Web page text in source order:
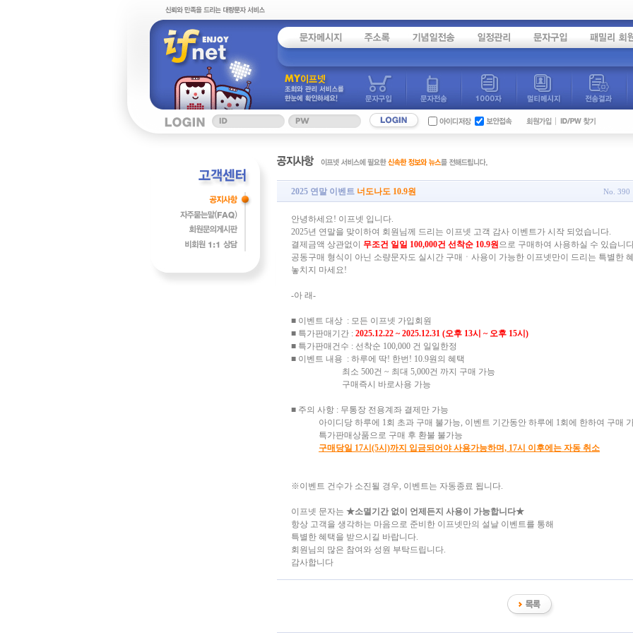
2025 연말 이벤트 너도나도 10.9원 No. 390
안녕하세요! 이프넷 입니다.
2025년 연말을 맞이하여 회원님께 드리는 이프넷 고객 감사 이벤트가 시작 되었습니다.
결제금액 상관없이 무조건 일일 100,000건 선착순 10.9원으로 구매하여 사용하실 수 있습니
공동구매 형식이 아닌 소량문자도 실시간 구매ㆍ사용이 가능한 이프넷만이 드리는 특별한
놓치지 마세요!
-아 래-
■ 이벤트 대상 : 모든 이프넷 가입회원
■ 특가판매기간 : 2025.12.22 ~ 2025.12.31 (오후 13시 ~ 오후 15시)
■ 특가판매건수 : 선착순 100,000 건 일일한정
■ 이벤트 내용 : 하루에 딱! 한번! 10.9원의 혜택
최소 500건 ~ 최대 5,000건 까지 구매 가능
구매즉시 바로사용 가능
■ 주의 사항 : 무통장 전용계좌 결제만 가능
아이디당 하루에 1회 초과 구매 불가능, 이벤트 기간동안 하루에 1회에 한하여 구매
특가판매상품으로 구매 후 환불 불가능
구매당일 17시(5시)까지 입금되어야 사용가능하며, 17시 이후에는 자동 취소
※이벤트 건수가 소진될 경우, 이벤트는 자동종료 됩니다.
이프넷 문자는 ★소멸기간 없이 언제든지 사용이 가능합니다★
항상 고객을 생각하는 마음으로 준비한 이프넷만의 설날 이벤트를 통해
특별한 혜택을 받으시길 바랍니다.
회원님의 많은 참여와 성원 부탁드립니다.
감사합니다